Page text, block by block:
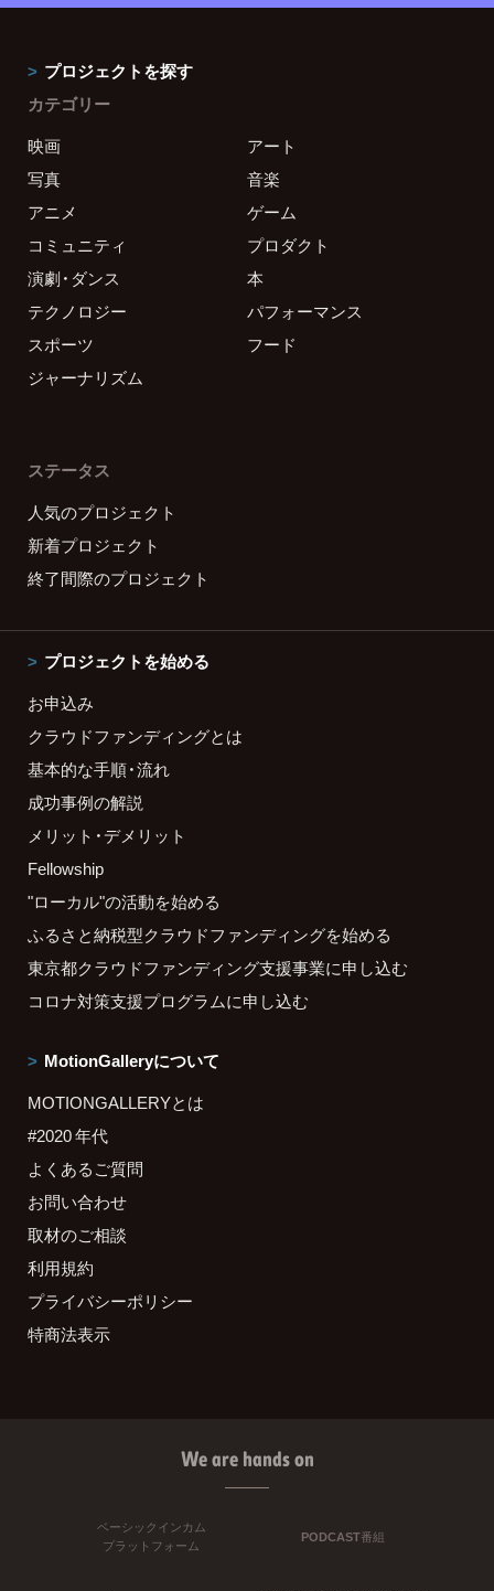
プロジェクトを探す
カテゴリー
映画
アート
写真
音楽
アニメ
ゲーム
コミュニティ
プロダクト
演劇・ダンス
本
テクノロジー
パフォーマンス
スポーツ
フード
ジャーナリズム
ステータス
人気のプロジェクト
新着プロジェクト
終了間際のプロジェクト
プロジェクトを始める
お申込み
クラウドファンディングとは
基本的な手順・流れ
成功事例の解説
メリット・デメリット
Fellowship
"ローカル"の活動を始める
ふるさと納税型クラウドファンディングを始める
東京都クラウドファンディング支援事業に申し込む
コロナ対策支援プログラムに申し込む
MotionGalleryについて
MOTIONGALLERYとは
#2020 年代
よくあるご質問
お問い合わせ
取材のご相談
利用規約
プライバシーポリシー
特商法表示
We are hands on
ベーシックインカム
プラットフォーム
PODCAST番組